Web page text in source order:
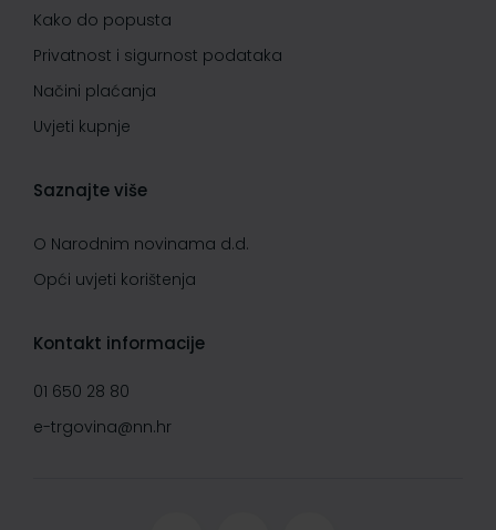
Kako do popusta
Privatnost i sigurnost podataka
Načini plaćanja
Uvjeti kupnje
Saznajte više
O Narodnim novinama d.d.
Opći uvjeti korištenja
Kontakt informacije
01 650 28 80
e-trgovina@nn.hr